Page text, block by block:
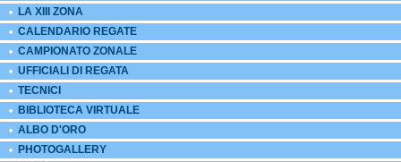
LA XIII ZONA
CALENDARIO REGATE
CAMPIONATO ZONALE
UFFICIALI DI REGATA
TECNICI
BIBLIOTECA VIRTUALE
ALBO D'ORO
PHOTOGALLERY